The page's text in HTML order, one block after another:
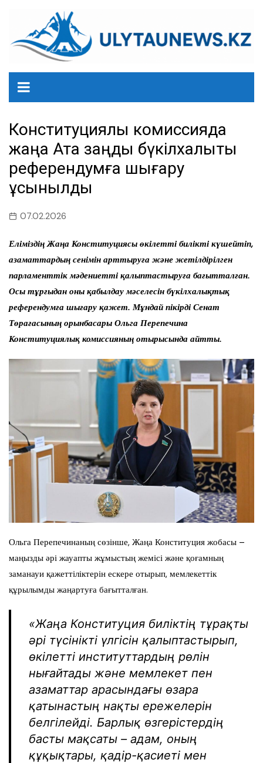
содержанию
Конституциялық комиссияда
жаңа Ата заңды бүкілхалықтық
референдумға шығару
ұсынылды
07.02.2026
Еліміздің Жаңа Конституциясы өкілетті билікті күшейтіп,
азаматтардың сенімін арттыруға және жетілдірілген
парламенттік мәдениетті қалыптастыруға бағытталған.
Осы тұрғыдан оны қабылдау мәселесін бүкілхалықтық
референдумға шығару қажет. Мұндай пікірді Сенат
Төрағасының орынбасары Ольга Перепечина
Конституциялық комиссияның отырысында айтты.
Ольга Перепечинаның сөзінше, Жаңа Конституция жобасы –
маңызды әрі жауапты жұмыстың жемісі және қоғамның
заманауи қажеттіліктерін ескере отырып, мемлекеттік
құрылымды жаңартуға бағытталған.
«Жаңа Конституция биліктің тұрақты
әрі түсінікті үлгісін қалыптастырып,
өкілетті институттардың рөлін
нығайтады және мемлекет пен
азаматтар арасындағы өзара
қатынастың нақты ережелерін
белгілейді. Барлық өзгерістердің
басты мақсаты – адам, оның
құқықтары, қадір-қасиеті мен